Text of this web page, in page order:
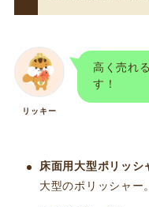
リッキー
高く売れ
す！
床面用大型ポリッシ
大型のポリッシャー